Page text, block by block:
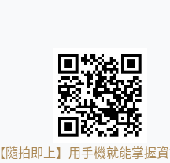
【隨拍即上】用手機就能掌握資